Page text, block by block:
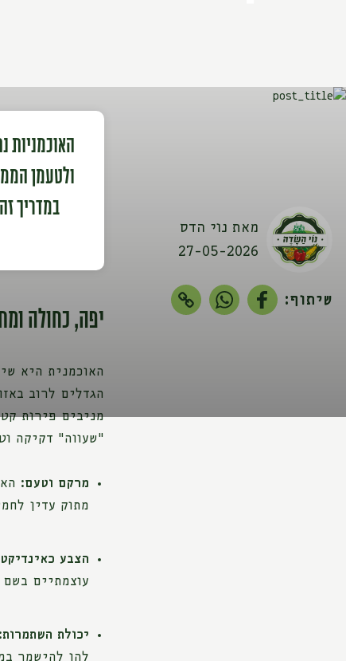
מאת נוי הדס
27-05-2026
שיתוף:
האוכמניות
ולטעמן
במדריך
יפה, כחולה
האוכמנית היא
הגדלים לרוב
מניבים פירות
"שעווה" דקיקה
מרקם וטעם:
מתוק עדין
הצבע
עוצמתיים
יכולת השתמרות:
להן להישמר